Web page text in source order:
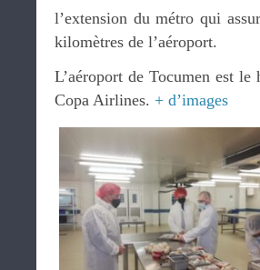
l’extension du métro qui
kilomètres de l’aéroport.
L’aéroport de Tocumen est
Copa Airlines. + d’images